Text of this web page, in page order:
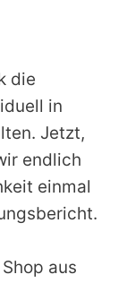
die
in
Jetzt,
endlich
einmal
aus